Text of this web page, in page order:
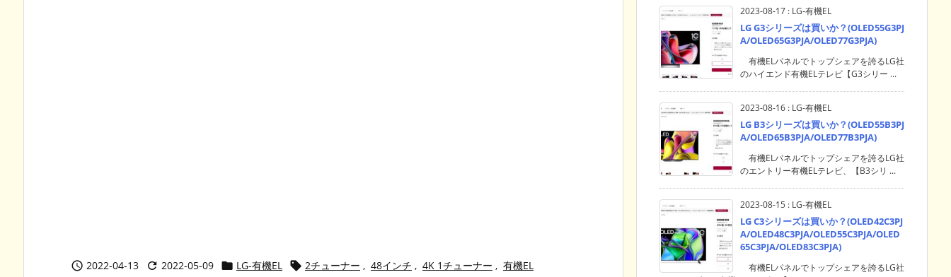
 2022-04-13  2022-05-09  LG-有機EL  2チューナー , 48インチ , 4K 1チューナー , 有機EL
2023-08-17 : LG-有機EL
LG G3シリーズは買いか？(OLED55G3PJ
A/OLED65G3PJA/OLED77G3PJA)
有機ELパネルでトップシェアを誇るLG社
のハイエンド有機ELテレビ【G3シリー ...
2023-08-16 : LG-有機EL
LG B3シリーズは買いか？(OLED55B3PJ
A/OLED65B3PJA/OLED77B3PJA)
有機ELパネルでトップシェアを誇るLG社
のエントリー有機ELテレビ、【B3シリ ...
2023-08-15 : LG-有機EL
LG C3シリーズは買いか？(OLED42C3PJ
A/OLED48C3PJA/OLED55C3PJA/OLED
65C3PJA/OLED83C3PJA)
有機ELパネルでトップシェアを誇るLG社